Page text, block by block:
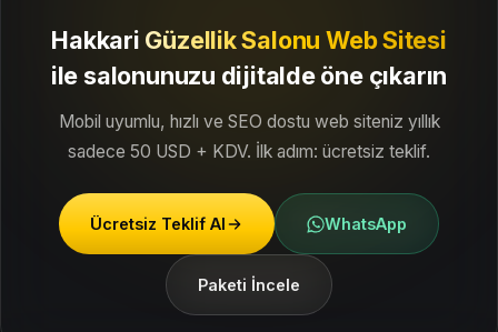
Hakkari Güzellik Salonu Web Sitesi
ilesalonunuzu dijitalde öne çıkarın
Mobil uyumlu, hızlı ve SEO dostu web siteniz yıllık
sadece 50 USD + KDV. İlk adım: ücretsiz teklif.
Ücretsiz Teklif Al WhatsApp
Paketi İncele